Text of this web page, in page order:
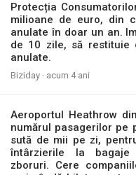
Protecția
milioane de euro, din
anulate în doar un an.
de 10 zile, să restituie
anulate.
Biziday · acum 4 ani
Aeroportul Heathrow
numărul pasagerilor pe
sută de mii pe zi,
întârzierile la
zboruri. Cere